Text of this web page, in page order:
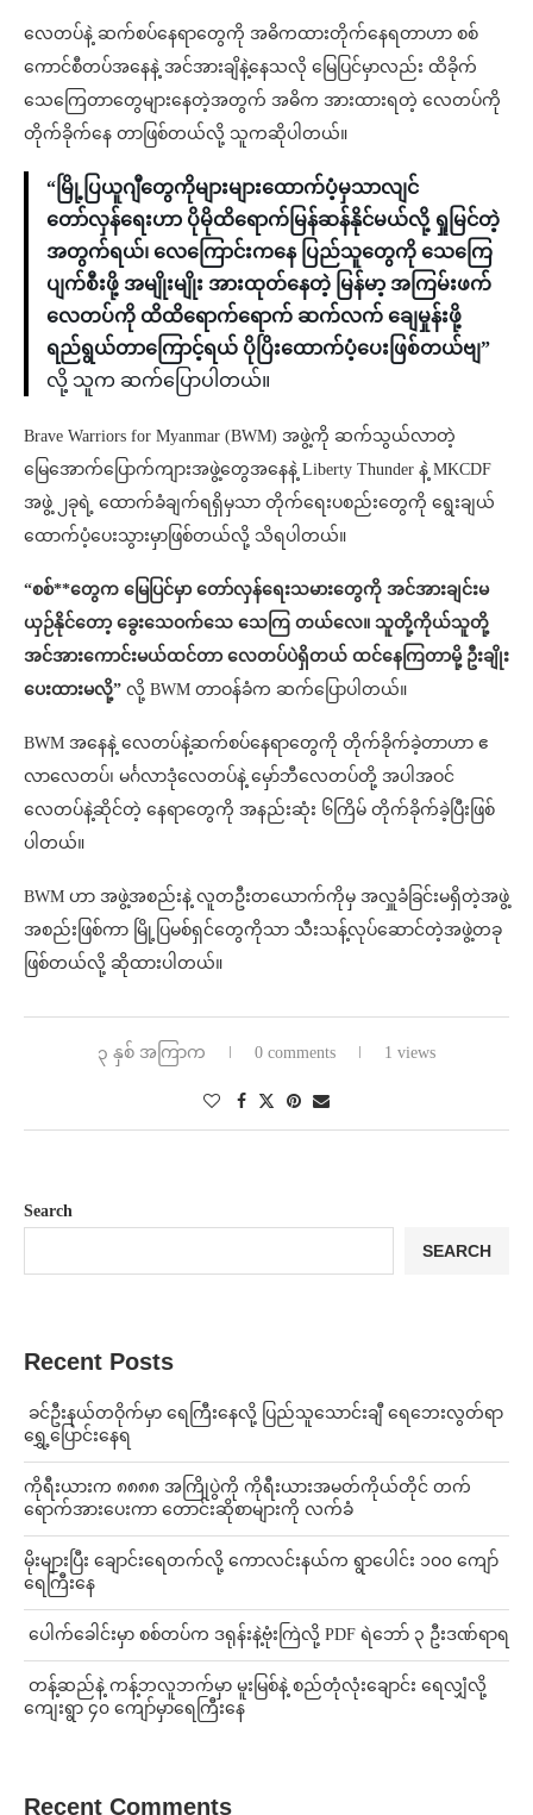
လေတပ်နဲ့ ဆက်စပ်နေရာတွေကို အဓိကထားတိုက်နေရတာဟာ စစ်
ကောင်စီတပ်အနေနဲ့ အင်အားချိနဲ့နေသလို မြေပြင်မှာလည်း ထိခိုက်
သေကြေတာတွေများနေတဲ့အတွက် အဓိက အားထားရတဲ့ လေတပ်ကို
တိုက်ခိုက်နေ တာဖြစ်တယ်လို့ သူကဆိုပါတယ်။
“မြို့ပြယူဂျီတွေကိုများများထောက်ပံ့မှသာလျင်
တော်လှန်ရေးဟာ ပိုမိုထိရောက်မြန်ဆန်နိုင်မယ်လို့ ရှုမြင်တဲ့
အတွက်ရယ်၊ လေကြောင်းကနေ ပြည်သူတွေကို သေကြေ
ပျက်စီးဖို့ အမျိုးမျိုး အားထုတ်နေတဲ့ မြန်မာ့ အကြမ်းဖက်
လေတပ်ကို ထိထိရောက်ရောက် ဆက်လက် ချေမှုန်းဖို့
ရည်ရွယ်တာကြောင့်ရယ် ပိုပြိးထောက်ပံ့ပေးဖြစ်တယ်ဗျ”
လို့ သူက ဆက်ပြောပါတယ်။
Brave Warriors for Myanmar (BWM) အဖွဲ့ကို ဆက်သွယ်လာတဲ့
မြေအောက်ပြောက်ကျားအဖွဲ့တွေအနေနဲ့ Liberty Thunder နဲ့ MKCDF
အဖွဲ့ ၂ခုရဲ့ ထောက်ခံချက်ရရှိမှသာ တိုက်ရေးပစည်းတွေကို ရွေးချယ်
ထောက်ပံ့ပေးသွားမှာဖြစ်တယ်လို့ သိရပါတယ်။
“စစ်**တွေက မြေပြင်မှာ တော်လှန်ရေးသမားတွေကို အင်အားချင်းမ
ယှဉ်နိုင်တော့ ခွေးသေဝက်သေ သေကြ တယ်လေ။ သူတို့ကိုယ်သူတို့
အင်အားကောင်းမယ်ထင်တာ လေတပ်ပဲရှိတယ် ထင်နေကြတာမို့ ဦးချိုး
ပေးထားမလို့” လို့ BWM တာဝန်ခံက ဆက်ပြောပါတယ်။
BWM အနေနဲ့ လေတပ်နဲ့ဆက်စပ်နေရာတွေကို တိုက်ခိုက်ခဲ့တာဟာ ဧ
လာလေတပ်၊ မင်္ဂလာဒုံလေတပ်နဲ့ မှော်ဘီလေတပ်တို့ အပါအဝင်
လေတပ်နဲ့ဆိုင်တဲ့ နေရာတွေကို အနည်းဆုံး ၆ကြိမ် တိုက်ခိုက်ခဲ့ပြီးဖြစ်
ပါတယ်။
BWM ဟာ အဖွဲ့အစည်းနဲ့ လူတဦးတယောက်ကိုမှ အလှူခံခြင်းမရှိတဲ့အဖွဲ့
အစည်းဖြစ်ကာ မြို့ပြမစ်ရှင်တွေကိုသာ သီးသန့်လုပ်ဆောင်တဲ့အဖွဲ့တခု
ဖြစ်တယ်လို့ ဆိုထားပါတယ်။
၃ နှစ် အကြာက 0 comments 1 views
Search
SEARCH
Recent Posts
⁩ ⁨ခင်ဦးနယ်တဝိုက်မှာ ရေကြီးနေလို့ ပြည်သူသောင်းချီ ရေဘေးလွတ်ရာ
ရွှေ့ပြောင်းနေရ
ကိုရီးယားက ၈၈၈၈ အကြိုပွဲကို ကိုရီးယားအမတ်ကိုယ်တိုင် တက်
ရောက်အားပေးကာ တောင်းဆိုစာများကို လက်ခံ
⁨မိုးများပြီး ချောင်းရေတက်လို့ ကောလင်းနယ်က ရွာပေါင်း ၁၀၀ ကျော်
ရေကြီးနေ
⁩ ⁨ပေါက်ခေါင်းမှာ စစ်တပ်က ဒရုန်းနဲ့ဗုံးကြဲလို့ PDF ရဲဘော် ၃ ဦးဒဏ်ရာရ
⁩ ⁨တန့်ဆည်နဲ့ ကန့်ဘလူဘက်မှာ မူးမြစ်နဲ့ စည်တုံလုံးချောင်း ရေလျှံလို့
ကျေးရွာ ၄၀ ကျော်မှာရေကြီးနေ
Recent Comments